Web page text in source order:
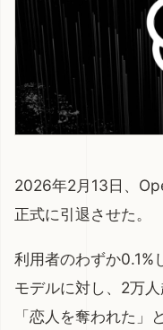
2026年2月13日、
正式に引退させた。
利用者のわずか0.1%
モデルに対し、2万
「恋人を奪われた」